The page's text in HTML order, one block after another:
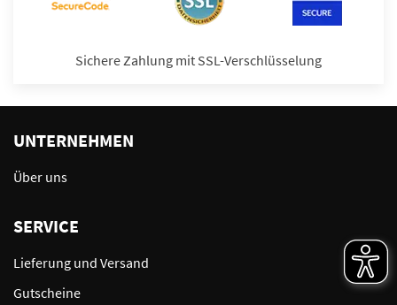
Sichere Zahlung mit SSL-Verschlüsselung
UNTERNEHMEN
Über uns
SERVICE
Lieferung und Versand
Gutscheine